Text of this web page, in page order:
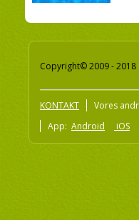
Copyright© 2009 -
KONTAKT Vores
App: Android iOS